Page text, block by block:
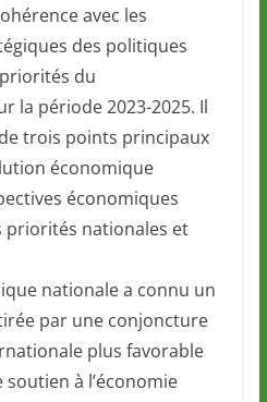
avec les
des politiques
du
la période 2023-2025. Il
trois points principaux
économique
économiques
priorités nationales et
nationale a connu un
par une conjoncture
plus favorable
à l’économie